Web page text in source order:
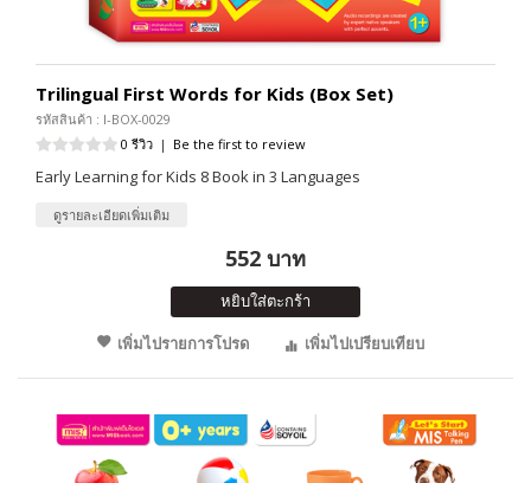
Trilingual First Words for Kids (Box Set)
รหัสสินค้า : I-BOX-0029
0 รีวิว | Be the first to review
Early Learning for Kids 8 Book in 3 Languages
ดูรายละเอียดเพิ่มเติม
552 บาท
หยิบใส่ตะกร้า
เพิ่มไปรายการโปรด
เพิ่มไปเปรียบเทียบ